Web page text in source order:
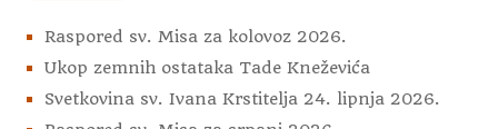
Raspored sv. Misa za kolovoz 2026.
Ukop zemnih ostataka Tade Kneževića
Svetkovina sv. Ivana Krstitelja 24. lipnja 2026.